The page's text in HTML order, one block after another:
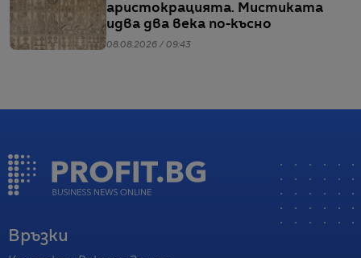
аристокрацията. Мистиката
идва два века по-късно
08.08.2026 / 09:43
Връзки